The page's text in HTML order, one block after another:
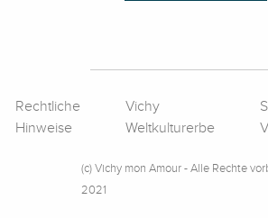
Rechtliche
Hinweise
Vichy
Weltkulturerbe
(c) Vichy mon Amour - Alle Rechte
2021